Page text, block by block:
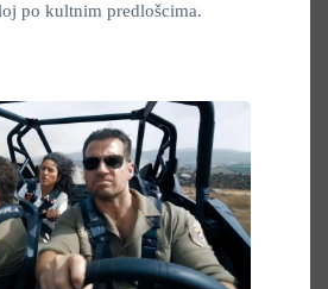
po kultnim predlošcima.